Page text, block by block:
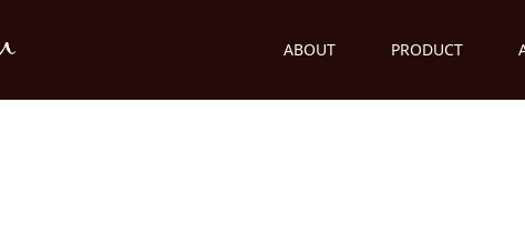
ABOUT PRODUCT